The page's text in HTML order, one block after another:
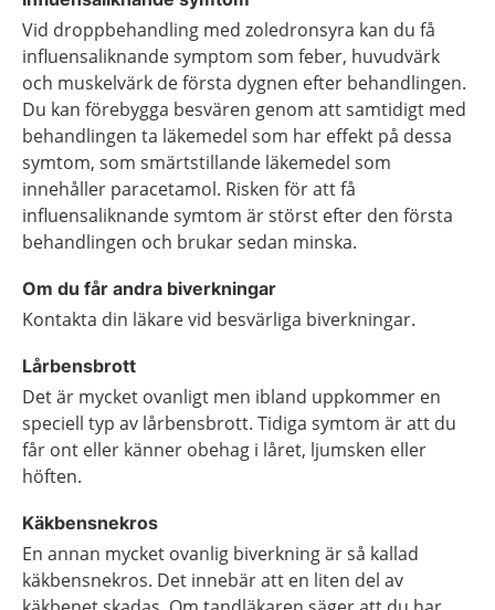
Vid droppbehandling med zoledronsyra kan du få
influensaliknande symptom som feber, huvudvärk
och muskelvärk de första dygnen efter behandlingen.
Du kan förebygga besvären genom att samtidigt med
behandlingen ta läkemedel som har effekt på dessa
symtom, som smärtstillande läkemedel som
innehåller paracetamol. Risken för att få
influensaliknande symtom är störst efter den första
behandlingen och brukar sedan minska.
Om du får andra biverkningar
Kontakta din läkare vid besvärliga biverkningar.
Lårbensbrott
Det är mycket ovanligt men ibland uppkommer en
speciell typ av lårbensbrott. Tidiga symtom är att du
får ont eller känner obehag i låret, ljumsken eller
höften.
Käkbensnekros
En annan mycket ovanlig biverkning är så kallad
käkbensnekros. Det innebär att en liten del av